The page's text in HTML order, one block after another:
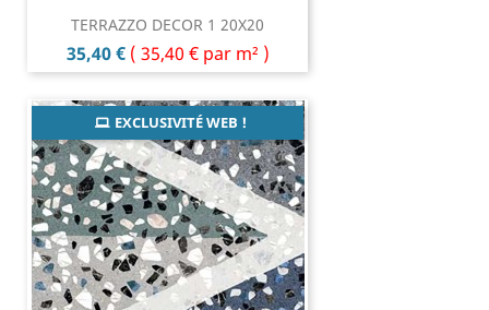
TERRAZZO DECOR 1 20X20
Prix
35,40 € ( 35,40 € par m² )
EXCLUSIVITÉ WEB !